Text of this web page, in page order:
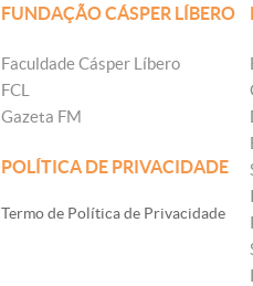
FUNDAÇÃO CÁSPER LÍBERO
Faculdade Cásper Líbero
FCL
Gazeta FM
POLÍTICA DE PRIVACIDADE
Termo de Política de Privacidade